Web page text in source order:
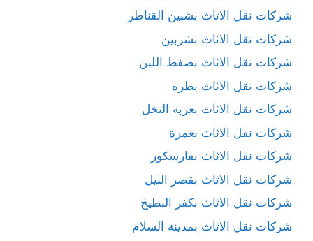
شركات نقل الاثاث بشبين القناطر
شركات نقل الاثاث بشربين
شركات نقل الاثاث بصفط اللبن
شركات نقل الاثاث بطرة
شركات نقل الاثاث بعزبة النخل
شركات نقل الاثاث بغمرة
شركات نقل الاثاث بفارسكور
شركات نقل الاثاث بقصر النيل
شركات نقل الاثاث بكفر البطيخ
شركات نقل الاثاث بمدينة السلام